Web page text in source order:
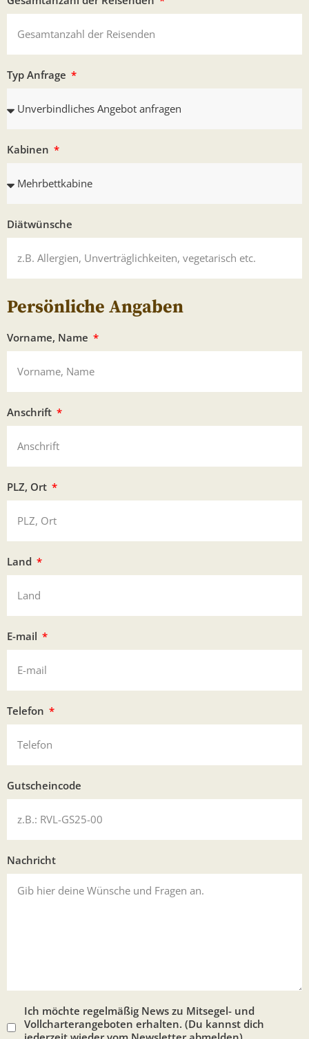
Typ Anfrage
Kabinen
Diätwünsche
Persönliche Angaben
Vorname, Name
Anschrift
PLZ, Ort
Land
E-mail
Telefon
Gutscheincode
Nachricht
Ich möchte regelmäßig News zu Mitsegel- und
Vollcharterangeboten erhalten. (Du kannst dich